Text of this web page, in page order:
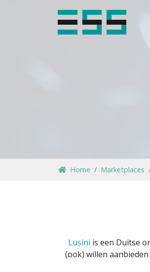
Home Marketplaces
Lusini is een Duitse
(ook) willen